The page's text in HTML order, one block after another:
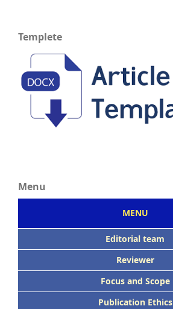
Templete
Menu
MENU
Editorial team
Reviewer
Focus and Scope
Publication Ethics